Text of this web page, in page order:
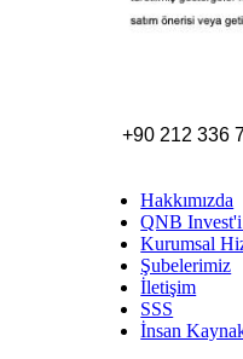
+90 212 336
Hakkımızda
QNB Invest'i
Kurumsal
Şubelerimiz
İletişim
SSS
İnsan